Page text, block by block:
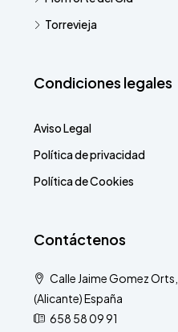
Torrevieja
Condiciones legales
Aviso Legal
Política de privacidad
Política de Cookies
Contáctenos
Calle Jaime Gomez
(Alicante) España
658 58 09 91